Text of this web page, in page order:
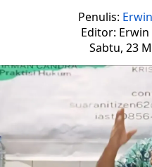
Penulis:
Editor: Erwin
Sabtu, 23